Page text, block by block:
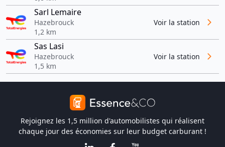
Sarl Lemaire
Hazebrouck
1,2 km
Voir la station
Sas Lasi
Hazebrouck
1,5 km
Voir la station
Rejoignez les 1,5 million d'automobilistes qui réalisent
chaque jour des économies sur leur budget carburant !